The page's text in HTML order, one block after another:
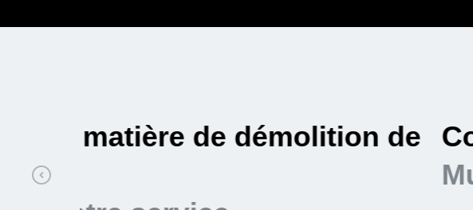
Compétent, sécurisé et
Mustang Demolition à votre